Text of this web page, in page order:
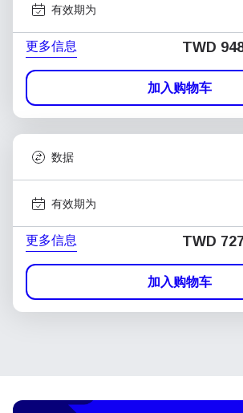
有效期为
更多信息 TWD
加入购物车
数据
有效期为
更多信息 TWD 727
加入购物车